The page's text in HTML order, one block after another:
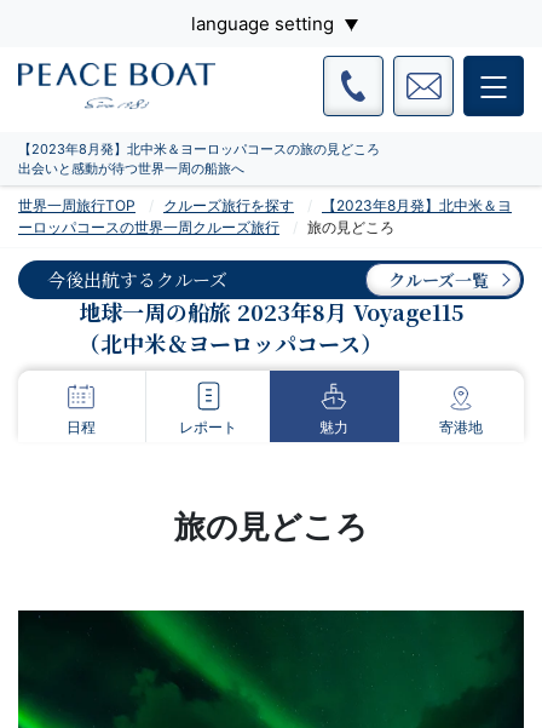
language setting
【2023年8月発】北中米＆ヨーロッパコースの旅の見どころ
出会いと感動が待つ世界一周の船旅へ
世界一周旅行TOP クルーズ旅行を探す
【2023年8月発】北中米＆ヨ
ーロッパコースの世界一周クルーズ旅行
旅の見どころ
今後出航するクルーズ クルーズ一覧
地球一周の船旅 2023年8月 Voyage115
（北中米＆ヨーロッパコース）
日程 レポート 魅力 寄港地
旅の見どころ